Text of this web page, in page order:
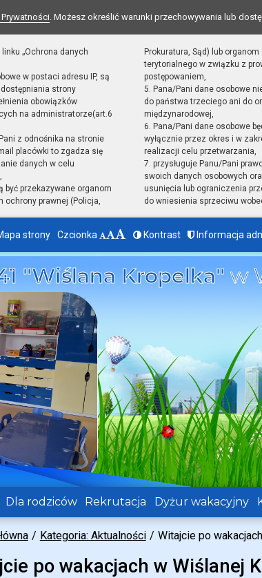
. Możesz określić warunki przechowywania lub
„Ochrona danych
w postaci adresu IP, są
strony
obowiązków
na administratorze(art.6
z odnośnika na stronie
placówki to zgadza się
danych w celu
być przekazywane organom
ochrony prawnej (Policja,
Prokuratura, Sąd) lub
terytorialnego w związku z
postępowaniem,
5. Pana/Pani dane osobowe
do państwa trzeciego ani do
międzynarodowej,
6. Pana/Pani dane osobowe
wyłącznie przez okres i w
realizacji celu przetwarzania,
7. przysługuje Panu/Pani
swoich danych osobowych
usunięcia lub ograniczenia
do wniesienia sprzeciwu
strony Czcionka Kontrast Informacja
"Wiślana Kropelka"w
Dla rodziców Rekrutacja Dyżur wakacyjny
Kategoria: Aktualności Witajcie po
po wakacjach w Wiślanej